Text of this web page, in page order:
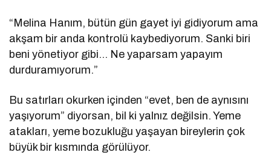
“Melina Hanım, bütün gün gayet iyi gidiyorum ama
akşam bir anda kontrolü kaybediyorum. Sanki biri
beni yönetiyor gibi… Ne yaparsam yapayım
durduramıyorum.”
Bu satırları okurken içinden “evet, ben de aynısını
yaşıyorum” diyorsan, bil ki yalnız değilsin. Yeme
atakları, yeme bozukluğu yaşayan bireylerin çok
büyük bir kısmında görülüyor.